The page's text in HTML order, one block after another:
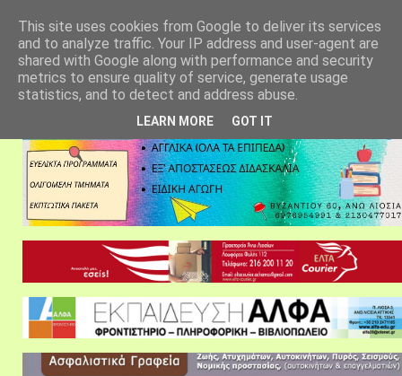
This site uses cookies from Google to deliver its services
and to analyze traffic. Your IP address and user-agent are
shared with Google along with performance and security
metrics to ensure quality of service, generate usage
statistics, and to detect and address abuse.
LEARN MORE GOT IT